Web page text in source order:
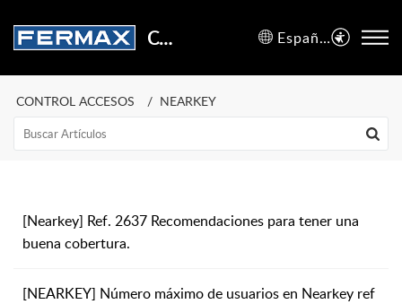
Centro de Soporte Español (España)
CONTROL ACCESOS NEARKEY
[Nearkey] Ref. 2637 Recomendaciones para tener una
buena cobertura.
[NEARKEY] Número máximo de usuarios en Nearkey ref